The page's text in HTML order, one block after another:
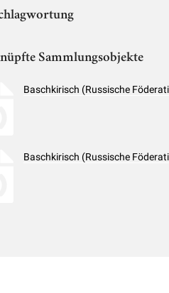
Sammlungsobjekte
Baschkirisch (Russische
Baschkirisch (Russische